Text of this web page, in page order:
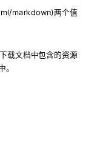
markdown)两个值
载文档中包含的资源
。